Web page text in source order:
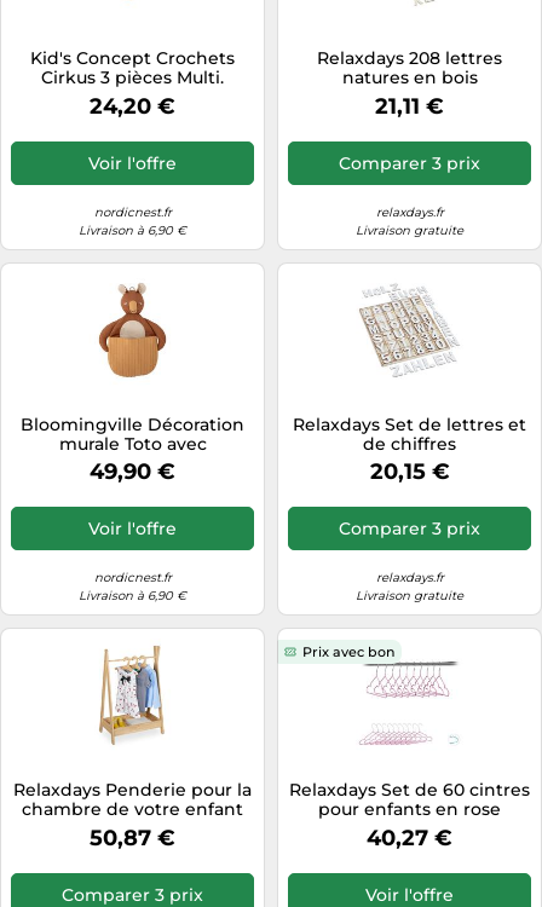
Kid's Concept Crochets
Cirkus 3 pièces Multi.
Ø10x4.4 cm
24,20 €
Voir l'offre
nordicnest.fr
Livraison à 6,90 €
Relaxdays 208 lettres
natures en bois
21,11 €
Comparer 3 prix
relaxdays.fr
Livraison gratuite
Bloomingville Décoration
murale Toto avec
rangement Kangourou
49,90 €
Voir l'offre
nordicnest.fr
Livraison à 6,90 €
Relaxdays Set de lettres et
de chiffres
20,15 €
Comparer 3 prix
relaxdays.fr
Livraison gratuite
Relaxdays Penderie pour la
chambre de votre enfant
50,87 €
Comparer 3 prix
Prix avec bon
Relaxdays Set de 60 cintres
pour enfants en rose
40,27 €
Voir l'offre